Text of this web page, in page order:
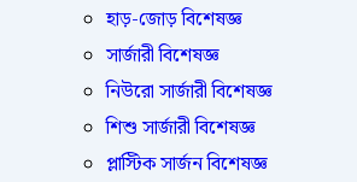
হাড়-জোড় বিশেষজ্ঞ
সার্জারী বিশেষজ্ঞ
নিউরো সার্জারী বিশেষজ্ঞ
শিশু সার্জারী বিশেষজ্ঞ
প্লাস্টিক সার্জন বিশেষজ্ঞ